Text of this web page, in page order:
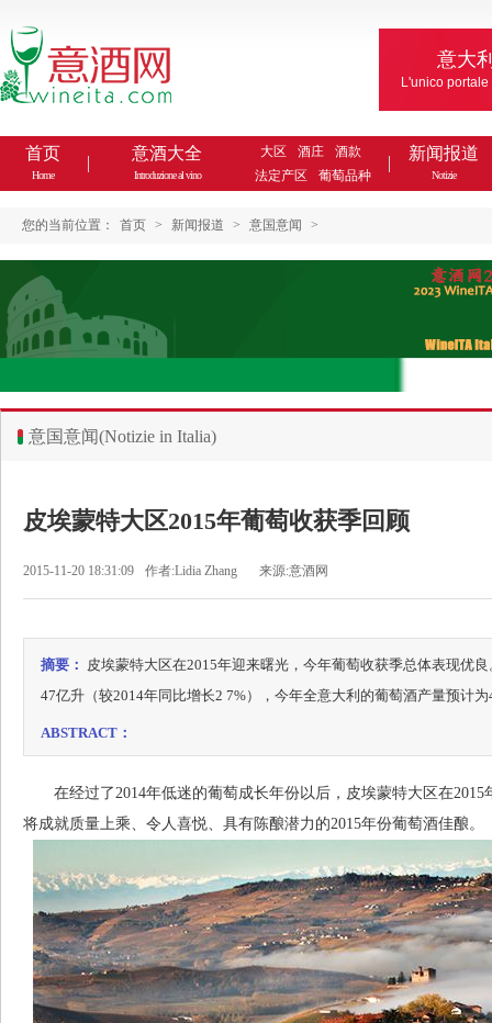
意大
L'unico
首页
Home
意酒大全
Introduzione al vino
大区 酒庄
酒款
法定产区
葡萄品种
新闻报道
Notizie
您的当前位置： 首页 > 新闻报道 > 意国意闻 >
意国意闻(Notizie in Italia)
皮埃蒙特大区2015年葡萄收获季回顾
2015-11-20 18:31:09 作者:Lidia Zhang 来源:意酒网
摘要： 皮埃蒙特大区在2015年迎来曙光，今年葡萄收获季总体表现优
47亿升（较2014年同比增长2 7%），今年全意大利的葡萄酒产量预计
ABSTRACT：
在经过了2014年低迷的葡萄成长年份以后，皮埃蒙特大区在2015
将成就质量上乘、令人喜悦、具有陈酿潜力的2015年份葡萄酒佳酿。